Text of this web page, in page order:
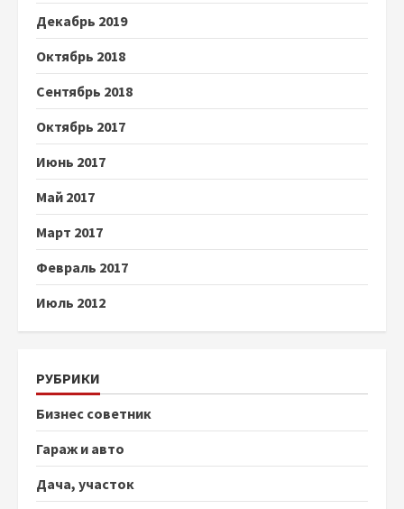
Декабрь 2019
Октябрь 2018
Сентябрь 2018
Октябрь 2017
Июнь 2017
Май 2017
Март 2017
Февраль 2017
Июль 2012
РУБРИКИ
Бизнес советник
Гараж и авто
Дача, участок